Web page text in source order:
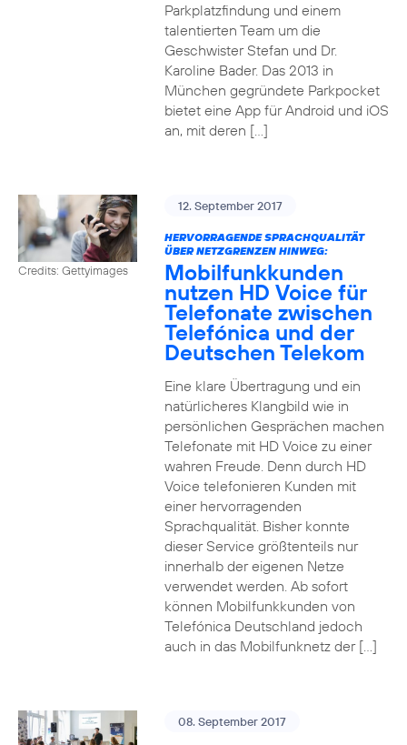
Parkplatzfindung und einem
talentierten Team um die
Geschwister Stefan und Dr.
Karoline Bader. Das 2013 in
München gegründete Parkpocket
bietet eine App für Android und iOS
an, mit deren […]
Credits: Gettyimages
12. September 2017
HERVORRAGENDE SPRACHQUALITÄT
ÜBER NETZGRENZEN HINWEG:
Mobilfunkkunden
nutzen HD Voice für
Telefonate zwischen
Telefónica und der
Deutschen Telekom
Eine klare Übertragung und ein
natürlicheres Klangbild wie in
persönlichen Gesprächen machen
Telefonate mit HD Voice zu einer
wahren Freude. Denn durch HD
Voice telefonieren Kunden mit
einer hervorragenden
Sprachqualität. Bisher konnte
dieser Service größtenteils nur
innerhalb der eigenen Netze
verwendet werden. Ab sofort
können Mobilfunkkunden von
Telefónica Deutschland jedoch
auch in das Mobilfunknetz der […]
08. September 2017